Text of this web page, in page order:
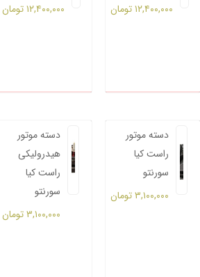
۱۲,۴۰۰,۰۰۰تومان
۱۲,۴۰۰,۰۰۰تومان
دسته موتور
راست کیا
سورنتو
۳,۱۰۰,۰۰۰تومان
دسته موتور
هیدرولیکی
راست کیا
سورنتو
۳,۱۰۰,۰۰۰تومان